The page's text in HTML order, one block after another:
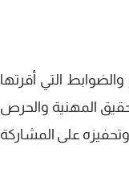
التي أقرتها
المهنية والحرص
على المشاركة